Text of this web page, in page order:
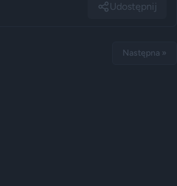
Udostępnij
Następna »